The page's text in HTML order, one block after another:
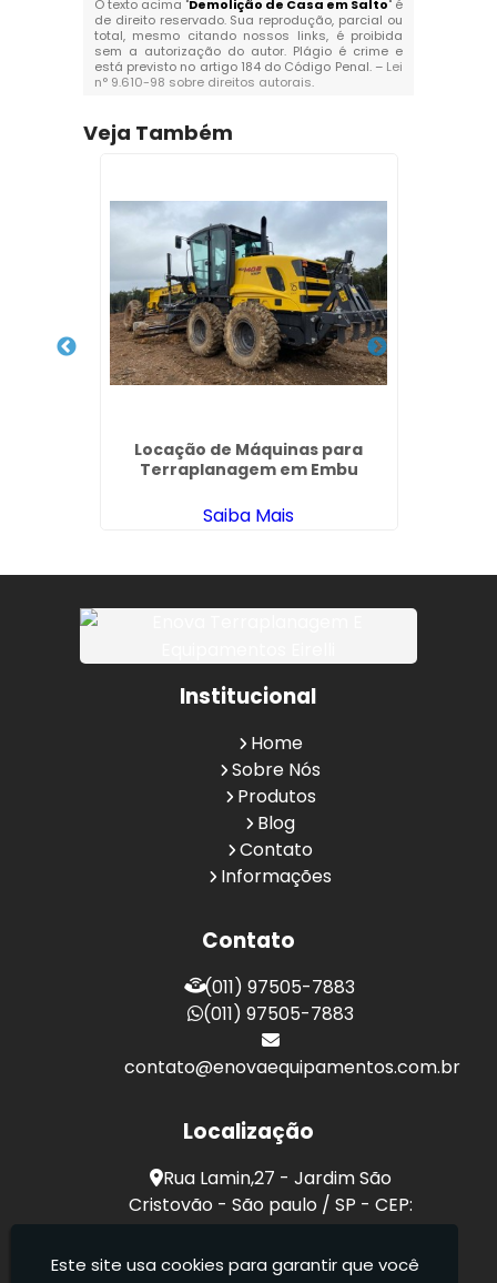
O texto acima "Demolição de Casa em Salto" é
de direito reservado. Sua reprodução, parcial ou
total, mesmo citando nossos links, é proibida
sem a autorização do autor. Plágio é crime e
está previsto no artigo 184 do Código Penal. – Lei
n° 9.610-98 sobre direitos autorais.
Veja Também
Locação de Máquinas para
Terraplanagem em Embu
Saiba Mais
Institucional
Home
Sobre Nós
Produtos
Blog
Contato
Informações
Contato
(011) 97505-7883
(011) 97505-7883
contato@enovaequipamentos.com.br
Localização
Rua Lamin,27 - Jardim São
Cristovão - São paulo / SP - CEP:
Este site usa cookies para garantir que você